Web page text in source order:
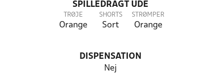
SPILLEDRAGT UDE
TRØJE
Orange
SHORTS
Sort
STRØMPER
Orange
DISPENSATION
Nej